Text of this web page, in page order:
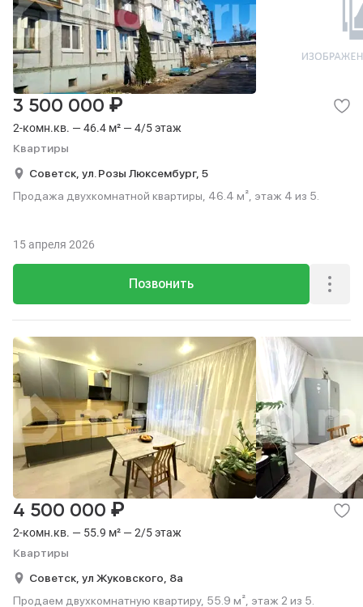
2-комн.кв. — 46.4 м² — 4/5 этаж
Квартиры
3 500 000 ₽
Советск, ул. Розы Люксембург, 5
Продажа двухкомнатной квартиры, 46.4 м², этаж 4 из 5.
Позвонить
15 апреля 2026
2-комн.кв. — 55.9 м² — 2/5 этаж
Квартиры
4 500 000 ₽
Советск, ул Жуковского, 8а
Продаем двухкомнатную квартиру, 55.9 м², этаж 2 из 5.